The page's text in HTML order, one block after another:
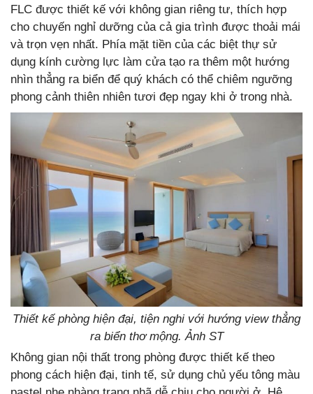
FLC được thiết kế với không gian riêng tư, thích hợp
cho chuyến nghỉ dưỡng của cả gia trình được thoải mái
và trọn vẹn nhất. Phía mặt tiền của các biệt thự sử
dụng kính cường lực làm cửa tạo ra thêm một hướng
nhìn thẳng ra biển để quý khách có thể chiêm ngưỡng
phong cảnh thiên nhiên tươi đẹp ngay khi ở trong nhà.
Thiết kế phòng hiện đại, tiện nghi với hướng view thẳng
ra biển thơ mộng. Ảnh ST
Không gian nội thất trong phòng được thiết kế theo
phong cách hiện đại, tinh tế, sử dụng chủ yếu tông màu